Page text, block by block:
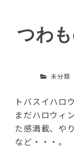
つわ
未分類
トバスイハロ
まだハロウィ
た感満載、や
など・・・。